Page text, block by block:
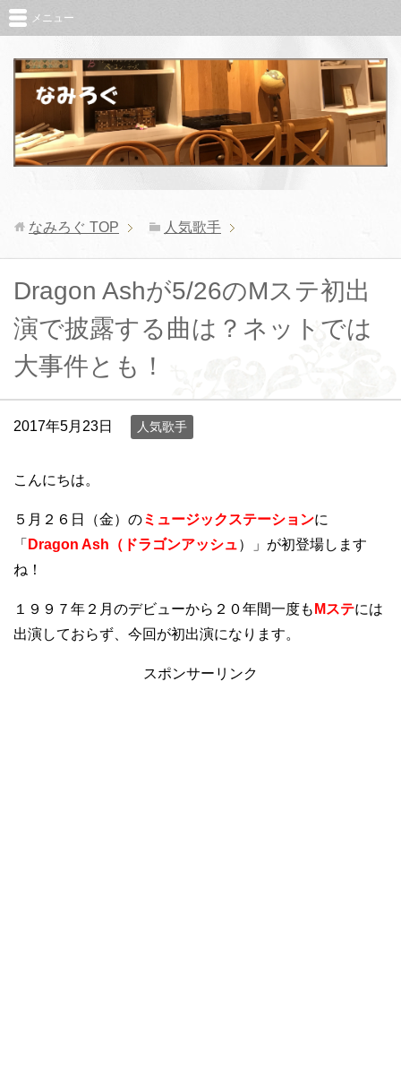
メニュー
なみろぐ TOP 人気歌手
Dragon Ashが5/26のMステ初出
演で披露する曲は？ネットでは
大事件とも！
2017年5月23日 人気歌手
こんにちは。
５月２６日（金）のミュージックステーションに
「 Dragon Ash（ドラゴンアッシュ）」が初登場します
ね！
１９９７年２月のデビューから２０年間一度も Mステには
出演しておらず、今回が初出演になります。
スポンサーリンク